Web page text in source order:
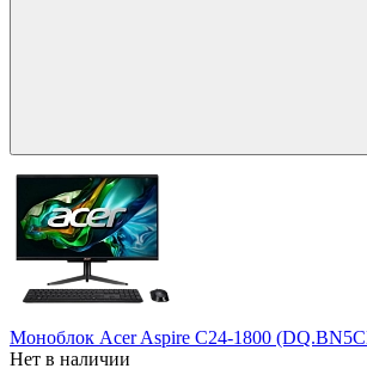
Моноблок Acer Aspire C24-1800
Нет в наличии